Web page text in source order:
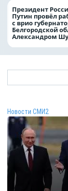
Президент
Путин провёл
с врио
Белгородской
Александром
Новости СМИ2